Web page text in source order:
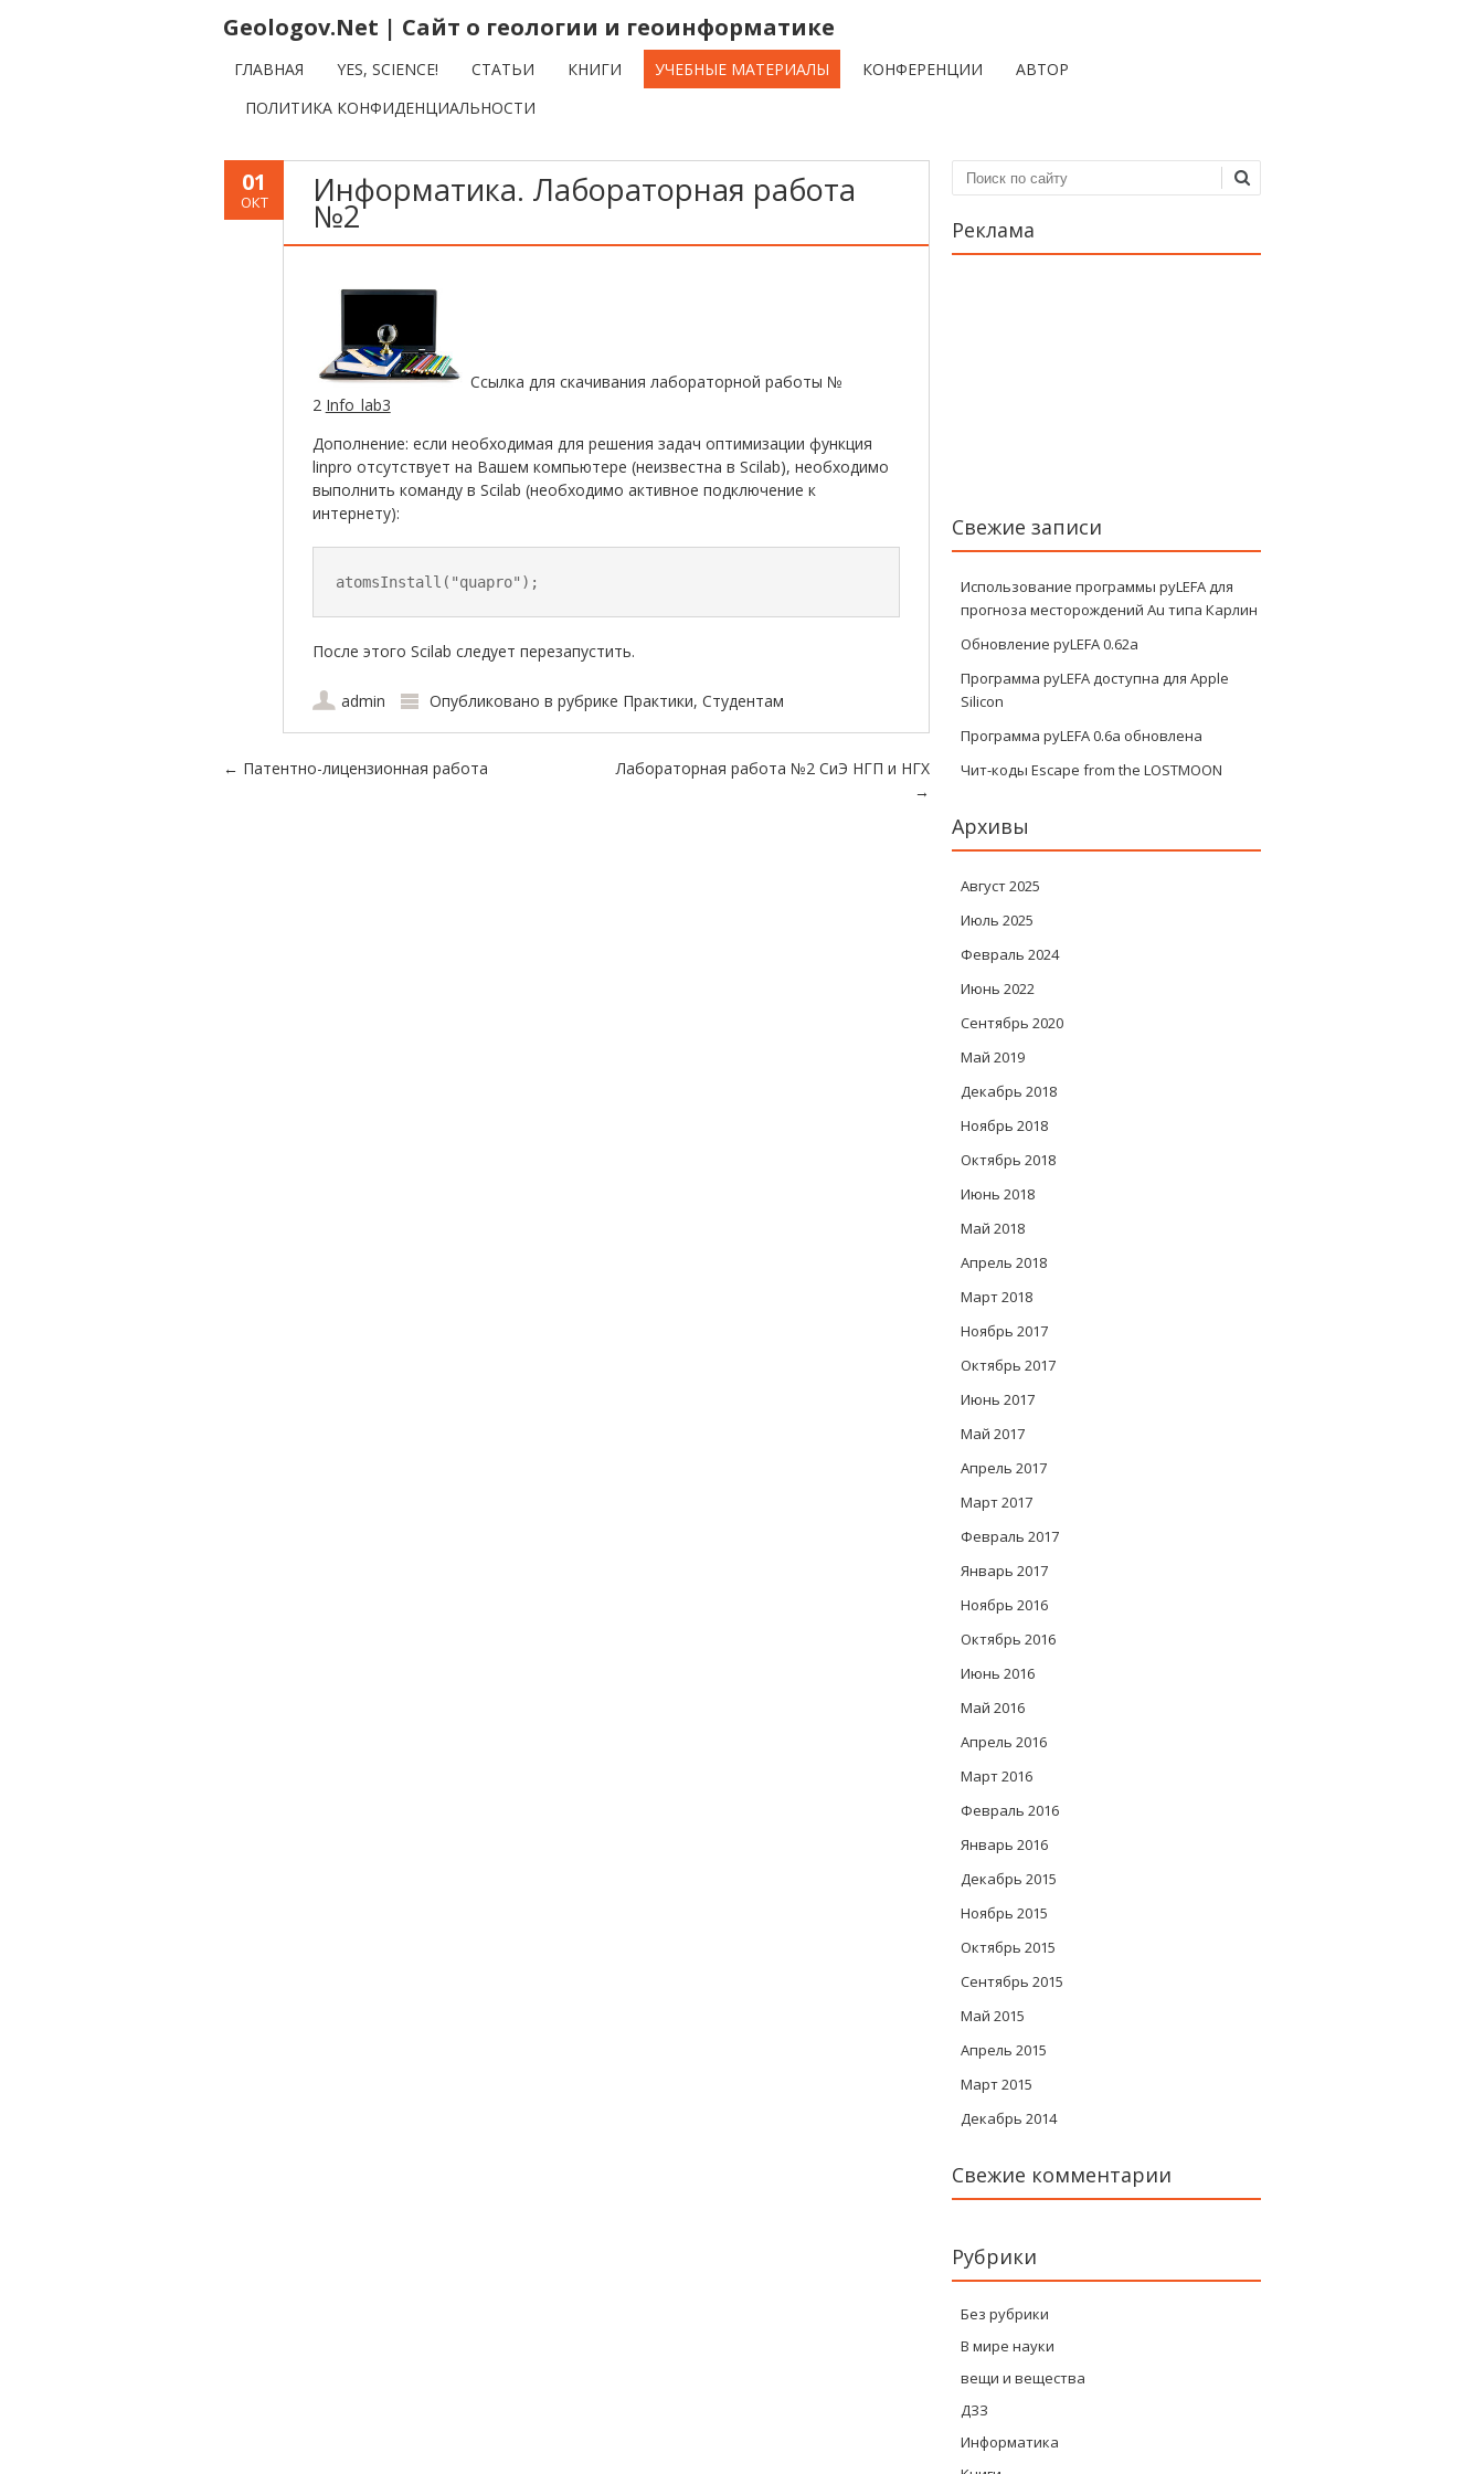
Geologov.Net | Сайт о геологии и геоинформатике
ГЛАВНАЯ YES, SCIENCE! СТАТЬИ КНИГИ УЧЕБНЫЕ МАТЕРИАЛЫ КОНФЕРЕНЦИИ
АВТОР
ПОЛИТИКА КОНФИДЕНЦИАЛЬНОСТИ
01
ОКТ Информатика. Лабораторная работа
№2
Ссылка для скачивания лабораторной работы №
2 Info_lab3
Дополнение: если необходимая для решения задач оптимизации функция
linpro отсутствует на Вашем компьютере (неизвестна в Scilab), необходимо
выполнить команду в Scilab (необходимо активное подключение к
интернету):
atomsInstall("quapro");
После этого Scilab следует перезапустить.
admin Опубликовано в рубрике Практики, Студентам
Навигация по записям
← Патентно-лицензионная работа
Лабораторная работа №2 СиЭ НГП и НГХ
→
Поиск
Реклама
Свежие записи
Использование программы pyLEFA для
прогноза месторождений Au типа Карлин
Обновление pyLEFA 0.62a
Программа pyLEFA доступна для Apple
Silicon
Программа pyLEFA 0.6a обновлена
Чит-коды Escape from the LOSTMOON
Архивы
Август 2025
Июль 2025
Февраль 2024
Июнь 2022
Сентябрь 2020
Май 2019
Декабрь 2018
Ноябрь 2018
Октябрь 2018
Июнь 2018
Май 2018
Апрель 2018
Март 2018
Ноябрь 2017
Октябрь 2017
Июнь 2017
Май 2017
Апрель 2017
Март 2017
Февраль 2017
Январь 2017
Ноябрь 2016
Октябрь 2016
Июнь 2016
Май 2016
Апрель 2016
Март 2016
Февраль 2016
Январь 2016
Декабрь 2015
Ноябрь 2015
Октябрь 2015
Сентябрь 2015
Май 2015
Апрель 2015
Март 2015
Декабрь 2014
Свежие комментарии
Рубрики
Без рубрики
В мире науки
вещи и вещества
ДЗЗ
Информатика